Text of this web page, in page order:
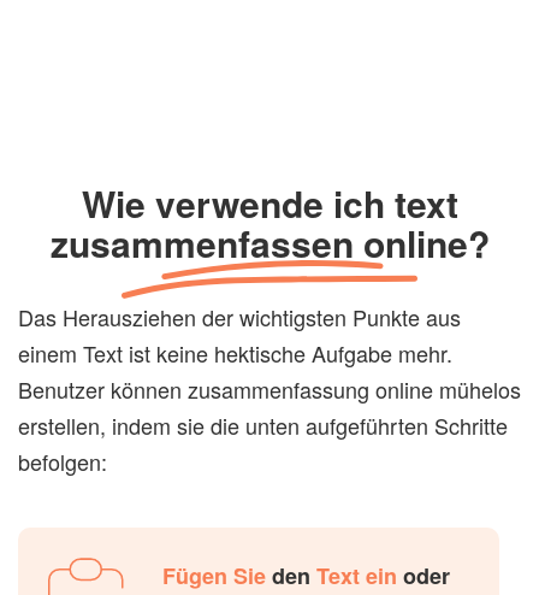
Wie verwende ich text
zusammenfassen online?
Das Herausziehen der wichtigsten Punkte aus
einem Text ist keine hektische Aufgabe mehr.
Benutzer können zusammenfassung online mühelos
erstellen, indem sie die unten aufgeführten Schritte
befolgen:
Fügen Sieden Text ein oder